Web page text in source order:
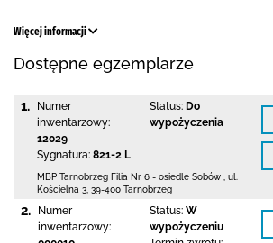
Więcej informacji
Dostępne egzemplarze
1.
Numer
inwentarzowy:
12029
Sygnatura: 821-2 L
Status: Do
wypożyczenia
MBP Tarnobrzeg Filia Nr 6 - osiedle Sobów
ul.
Kościelna 3 39-400 Tarnobrzeg
2.
Numer
inwentarzowy:
Status: W
wypożyczeniu